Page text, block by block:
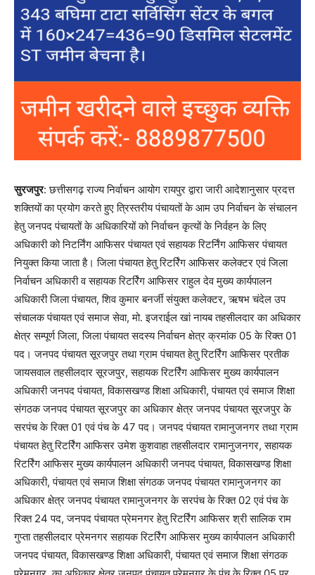
सुरजपुर: छत्तीसगढ़ राज्य निर्वाचन आयोग रायपुर द्वारा जारी आदेशानुसार प्रदत्त
शक्तियों का प्रयोग करते हुए त्रिस्तरीय पंचायतों के आम उप निर्वाचन के संचालन
हेतु जनपद पंचायतों के अधिकारियों को निर्वाचन कृत्यों के निर्वहन के लिए
अधिकारी को निटर्निंग आफिसर पंचायत एवं सहायक रिटर्निंग आफिसर पंचायत
नियुक्त किया जाता है। जिला पंचायत हेतु रिटर्रिंग आफिसर कलेक्टर एवं जिला
निर्वाचन अधिकारी व सहायक रिटर्रिंग आफिसर राहुल देव मुख्य कार्यपालन
अधिकारी जिला पंचायत, शिव कुमार बनर्जी संयुक्त कलेक्टर, ऋषभ चंदेल उप
संचालक पंचायत एवं समाज सेवा, मो. इजराईल खां नायब तहसीलदार का अधिकार
क्षेत्र सम्पूर्ण जिला, जिला पंचायत सदस्य निर्वाचन क्षेत्र क्रमांक 05 के रिक्त 01
पद। जनपद पंचायत सूरजपुर तथा ग्राम पंचायत हेतु रिटर्रिंग आफिसर प्रतीक
जायसवाल तहसीलदार सूरजपुर, सहायक रिटर्रिंग आफिसर मुख्य कार्यपालन
अधिकारी जनपद पंचायत, विकासखण्ड शिक्षा अधिकारी, पंचायत एवं समाज शिक्षा
संगठक जनपद पंचायत सूरजपुर का अधिकार क्षेत्र जनपद पंचायत सूरजपुर के
सरपंच के रिक्त 01 एवं पंच के 47 पद। जनपद पंचायत रामानुजनगर तथा ग्राम
पंचायत हेतु रिटर्रिंग आफिसर उमेश कुशवाहा तहसीलदार रामानुजनगर, सहायक
रिटर्रिंग आफिसर मुख्य कार्यपालन अधिकारी जनपद पंचायत, विकासखण्ड शिक्षा
अधिकारी, पंचायत एवं समाज शिक्षा संगठक जनपद पंचायत रामानुजनगर का
अधिकार क्षेत्र जनपद पंचायत रामानुजनगर के सरपंच के रिक्त 02 एवं पंच के
रिक्त 24 पद, जनपद पंचायत प्रेमनगर हेतु रिटर्रिंग आफिसर श्री सालिक राम
गुप्ता तहसीलदार प्रेमनगर सहायक रिटर्रिंग आफिसर मुख्य कार्यपालन अधिकारी
जनपद पंचायत, विकासखण्ड शिक्षा अधिकारी, पंचायत एवं समाज शिक्षा संगठक